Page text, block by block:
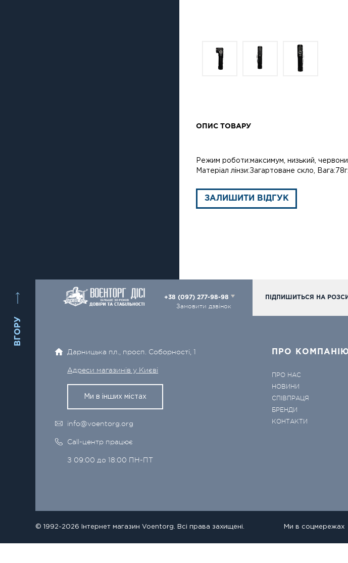
ОПИС ТОВАРУ
Режим роботи:максимум, низький,
Матеріал лінзи:Загартоване скло,
ЗАЛИШИТИ ВІДГУК
ВГОРУ
+38 (097) 277-98-98
Замовити дзвінок
ПІДПИШИТЬСЯ НА
Дарницька пл., просп. Соборності, 1
Адреси магазинів у Києві
Ми в інших містах
info@voentorg.org
Call-центр працює
З 09:00 до 18:00 ПН-ПТ
ПРО КОМПАНІЮ
ПРО НАС
НОВИНИ
СПІВПРАЦЯ
БРЕНДИ
КОНТАКТИ
© 1992-2026 Інтернет магазин Voentorg. Всі права захищені. Ми в соцмережах